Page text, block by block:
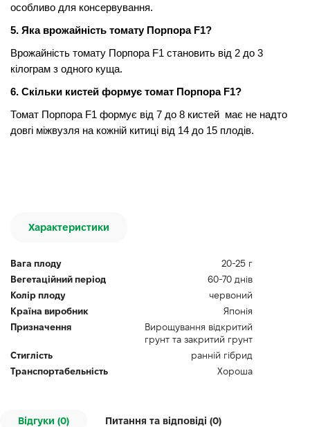
особливо для консервування.
5. Яка врожайність томату Порпора F1?
Врожайність томату Порпора F1 становить від 2 до 3
кілограм з одного куща.
6. Скільки кистей формує томат Порпора F1?
Томат Порпора F1 формує від 7 до 8 кистей має не надто
довгі міжвузля на кожній китиці від 14 до 15 плодів.
Характеристики
Вага плоду
20-25 г
Вегетаційний період
60-70 днів
Колір плоду
червоний
Країна виробник
Японія
Призначення
Вирощування відкритий
грунт та закритий грунт
Стиглість
ранній гібрид
Транспортабельність
Хороша
Відгуки (0) Питання та відповіді (0)